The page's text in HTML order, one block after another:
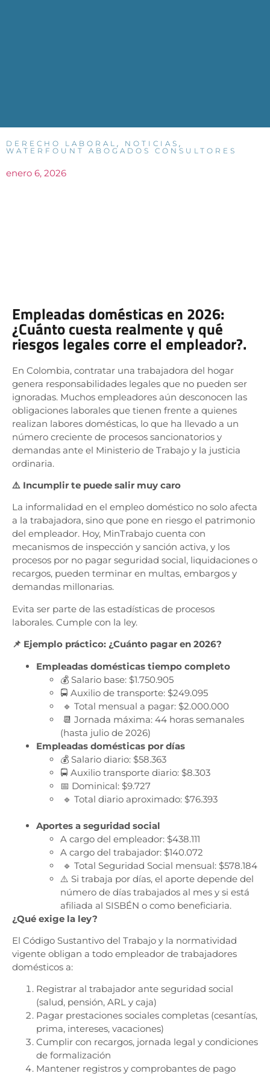
DERECHO LABORAL , NOTICIAS ,
WATERFOUNT ABOGADOS CONSULTORES
enero 6, 2026
Empleadas domésticas en 2026:
¿Cuánto cuesta realmente y qué
riesgos legales corre el empleador?.
En Colombia, contratar una trabajadora del hogar
genera responsabilidades legales que no pueden ser
ignoradas. Muchos empleadores aún desconocen las
obligaciones laborales que tienen frente a quienes
realizan labores domésticas, lo que ha llevado a un
número creciente de procesos sancionatorios y
demandas ante el Ministerio de Trabajo y la justicia
ordinaria.
⚠️ Incumplir te puede salir muy caro
La informalidad en el empleo doméstico no solo afecta
a la trabajadora, sino que pone en riesgo el patrimonio
del empleador. Hoy, MinTrabajo cuenta con
mecanismos de inspección y sanción activa, y los
procesos por no pagar seguridad social, liquidaciones o
recargos, pueden terminar en multas, embargos y
demandas millonarias.
Evita ser parte de las estadísticas de procesos
laborales. Cumple con la ley.
📌 Ejemplo práctico: ¿Cuánto pagar en 2026?
Empleadas domésticas tiempo completo
💰 Salario base: $1.750.905
🚍 Auxilio de transporte: $249.095
🔹 Total mensual a pagar: $2.000.000
📆 Jornada máxima: 44 horas semanales
(hasta julio de 2026)
Empleadas domésticas por días
💰 Salario diario: $58.363
🚍 Auxilio transporte diario: $8.303
📅 Dominical: $9.727
🔹 Total diario aproximado: $76.393
Aportes a seguridad social
A cargo del empleador: $438.111
A cargo del trabajador: $140.072
🔹 Total Seguridad Social mensual: $578.184
⚠️ Si trabaja por días, el aporte depende del
número de días trabajados al mes y si está
afiliada al SISBÉN o como beneficiaria.
¿Qué exige la ley?
El Código Sustantivo del Trabajo y la normatividad
vigente obligan a todo empleador de trabajadores
domésticos a:
Registrar al trabajador ante seguridad social
(salud, pensión, ARL y caja)
Pagar prestaciones sociales completas (cesantías,
prima, intereses, vacaciones)
Cumplir con recargos, jornada legal y condiciones
de formalización
Mantener registros y comprobantes de pago